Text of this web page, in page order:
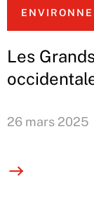
Les
26 mars 2025